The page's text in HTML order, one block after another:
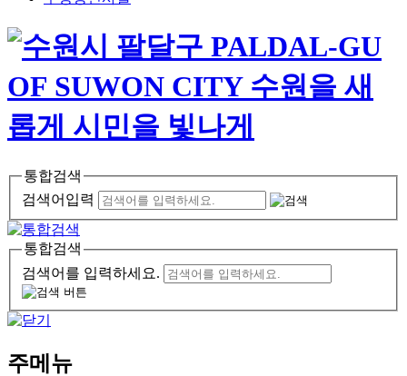
통합검색
검색어입력
통합검색
검색어를 입력하세요.
주메뉴